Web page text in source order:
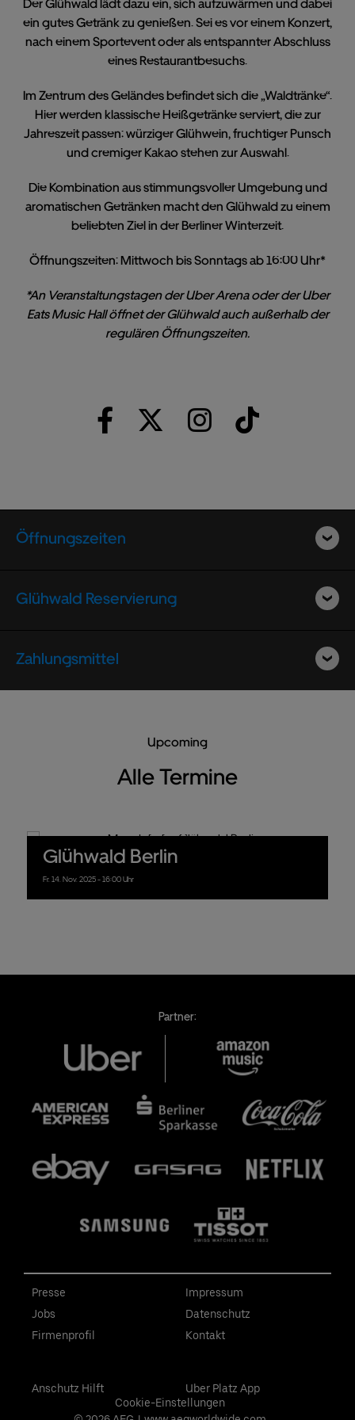
Der Glühwald lädt dazu ein, sich aufzuwärmen und dabei
ein gutes Getränk zu genießen. Sei es vor einem Konzert,
nach einem Sportevent oder als entspannter Abschluss
eines Restaurantbesuchs.
Im Zentrum des Geländes befindet sich die „Waldtränke“.
Hier werden klassische Heißgetränke serviert, die zur
Jahreszeit passen: würziger Glühwein, fruchtiger Punsch
und cremiger Kakao stehen zur Auswahl.
Die Kombination aus stimmungsvoller Umgebung und
aromatischen Getränken macht den Glühwald zu einem
beliebten Ziel in der Berliner Winterzeit.
Öffnungszeiten:Mittwoch bis Sonntags ab 16:00 Uhr*
*An Veranstaltungstagen der Uber Arena oder der Uber
Eats Music Hall öffnet der Glühwald auch außerhalb der
regulären Öffnungszeiten.
Öffnungszeiten
Glühwald Reservierung
Zahlungsmittel
Upcoming
Alle Termine
Glühwald Berlin
Fr. 14. Nov. 2025- 16:00 Uhr
Partner:
Presse
Jobs
Firmenprofil
Impressum
Datenschutz
Kontakt
Anschutz Hilft
Uber Platz App
Cookie-Einstellungen